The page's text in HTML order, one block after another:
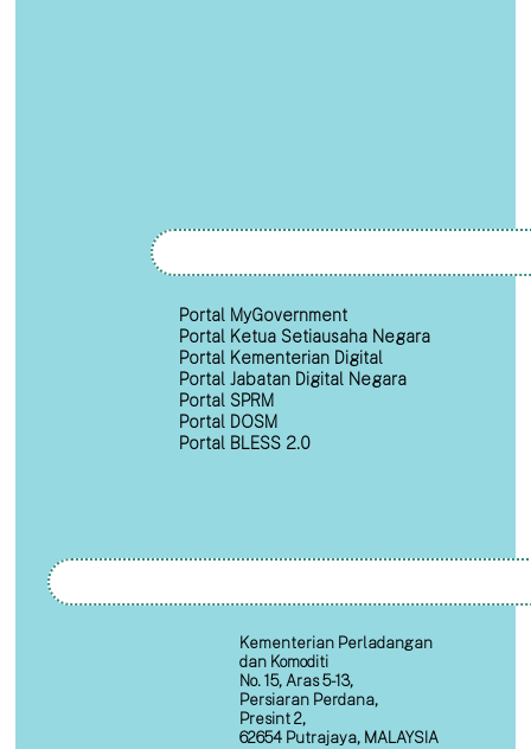
Portal MyGovernment
Portal Ketua Setiausaha Negara
Portal Kementerian Digital
Portal Jabatan Digital Negara
Portal SPRM
Portal DOSM
Portal BLESS 2.0
Kementerian Perladangan
dan Komoditi
No. 15, Aras 5-13,
Persiaran Perdana,
Presint 2,
62654 Putrajaya, MALAYSIA